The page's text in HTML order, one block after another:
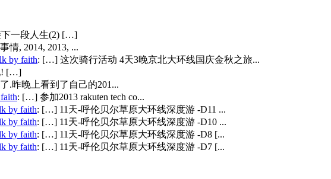
一段人生(2) […]
情, 2014, 2013, ...
by faith: […] 这次骑行活动 4天3晚京北大环线国庆金秋之旅...
! […]
.昨晚上看到了自己的201...
: […] 参加2013 rakuten tech co...
by faith: […] 11天-呼伦贝尔草原大环线深度游 -D11 ...
by faith: […] 11天-呼伦贝尔草原大环线深度游 -D10 ...
by faith: […] 11天-呼伦贝尔草原大环线深度游 -D8 [...
by faith: […] 11天-呼伦贝尔草原大环线深度游 -D7 [...